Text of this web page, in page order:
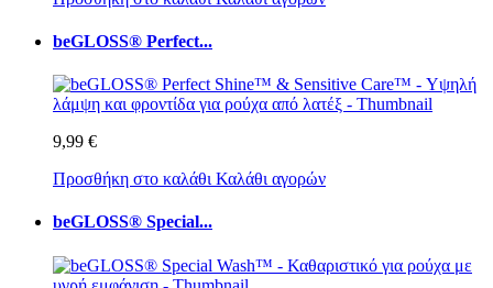
beGLOSS® Perfect...
9,99 €
Προσθήκη στο καλάθι Καλάθι αγορών
beGLOSS® Special...